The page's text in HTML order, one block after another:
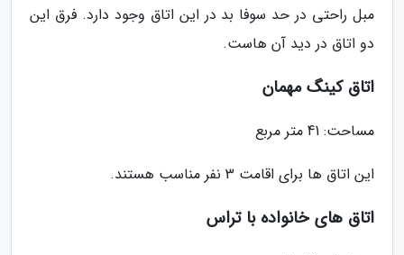
مبل راحتی در حد سوفا بد در این اتاق وجود دارد. فرق این
دو اتاق در دید آن هاست.
اتاق کینگ مهمان
مساحت: 41 متر مربع
این اتاق ها برای اقامت 3 نفر مناسب هستند.
اتاق های خانواده با تراس